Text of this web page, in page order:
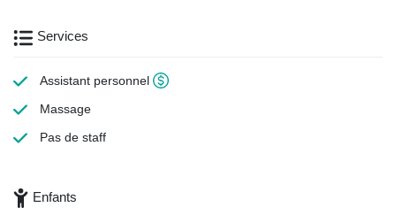
Services
Assistant personnel
Massage
Pas de staff
Enfants